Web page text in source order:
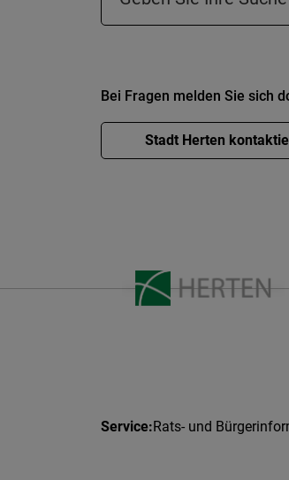
Bei Fragen melden Sie sich
Stadt Herten
Rats- und